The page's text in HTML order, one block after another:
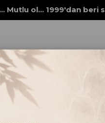
Mutlu ol... 1999'dan beri
New Seri XL STENCİL NEW SERİ